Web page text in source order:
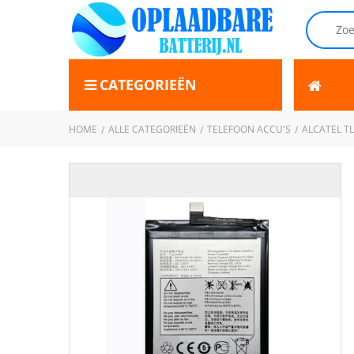
CATEGORIEËN
HOME ALLE CATEGORIEËN TELEFOON ACCU'S ALCATEL